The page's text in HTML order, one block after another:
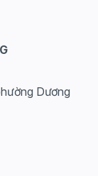
Dương